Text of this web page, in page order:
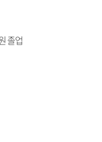
졸업